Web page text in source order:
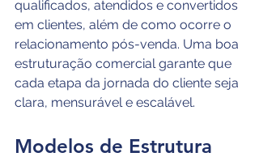
qualificados, atendidos e convertidos
em clientes, além de como ocorre o
relacionamento pós-venda. Uma boa
estruturação comercial garante que
cada etapa da jornada do cliente seja
clara, mensurável e escalável.
Modelos de Estrutura